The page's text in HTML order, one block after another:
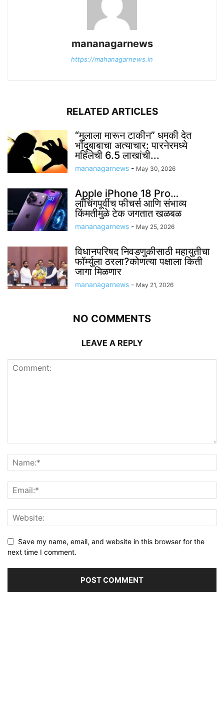
mananagarnews
https://mahanagarnews.in
RELATED ARTICLES
“मुलाला मारून टाकीन” धमकी देत
भोंदूबाबाचा अत्याचार: पारनेरमध्ये
महिलेची 6.5 लाखांची...
mananagarnews - May 30, 2026
Apple iPhone 18 Pro…
लाँचिंगपूर्वीच फीचर्स आणि संभाव्य
किंमतीमुळे टेक जगतात खळबळ
mananagarnews - May 25, 2026
विधानपरिषद निवडणुकीसाठी महायुतीचा
फॉर्म्युला ठरला?कोणत्या पक्षाला किती
जागा मिळणार
mananagarnews - May 21, 2026
NO COMMENTS
LEAVE A REPLY
Save my name, email, and website in this browser for the
next time I comment.